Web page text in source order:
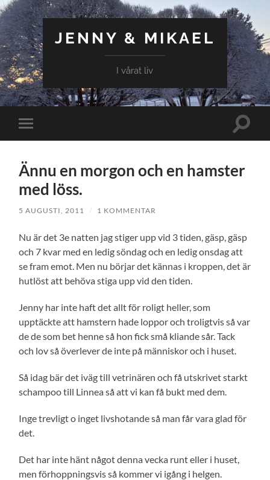
JENNY & MIKAEL
I vårat liv
Slå
på/av
Slå
Ännu en morgon och en hamster
med löss.
5 AUGUSTI, 2011 / 1 KOMMENTAR
Nu är det 3e natten jag stiger upp vid 3 tiden, gäsp, gäsp
och 7 kvar med en ledig söndag och en ledig onsdag att
se fram emot. Men nu börjar det kännas i kroppen, det är
hutlöst att behöva stiga upp vid den tiden.
Jenny har inte haft det allt för roligt heller, som
upptäckte att hamstern hade loppor och troligtvis så var
de de som bet henne så hon fick små kliande sår. Tack
och lov så överlever de inte på människor och i huset.
Så idag bär det iväg till vetrinären och få utskrivet starkt
schampoo till Linnea så att vi kan få bukt med dem.
Inge trevligt o inget livshotande så man får vara glad för
det.
Det har inte hänt något denna vecka runt eller i huset,
men förhoppningsvis så kommer vi igång i helgen.